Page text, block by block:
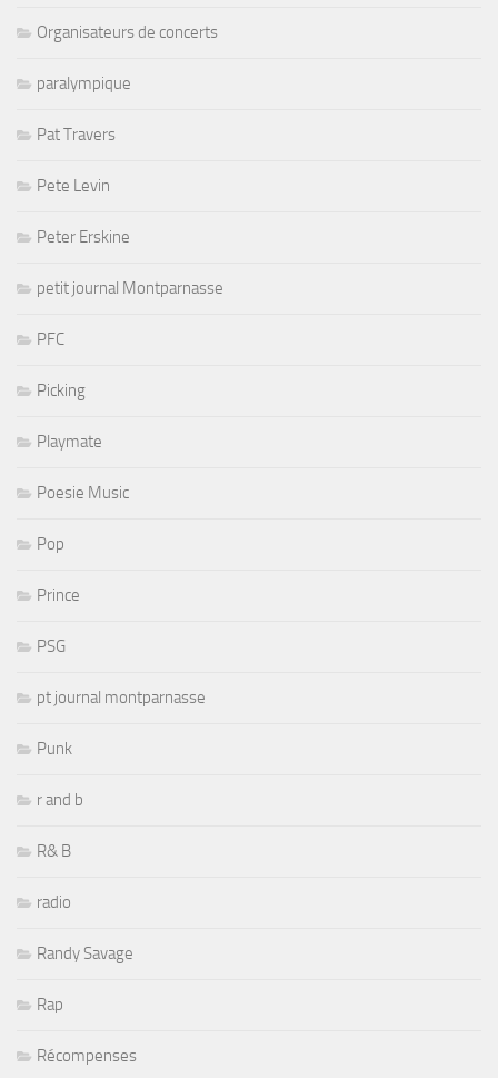
Organisateurs de concerts
paralympique
Pat Travers
Pete Levin
Peter Erskine
petit journal Montparnasse
PFC
Picking
Playmate
Poesie Music
Pop
Prince
PSG
pt journal montparnasse
Punk
r and b
R& B
radio
Randy Savage
Rap
Récompenses